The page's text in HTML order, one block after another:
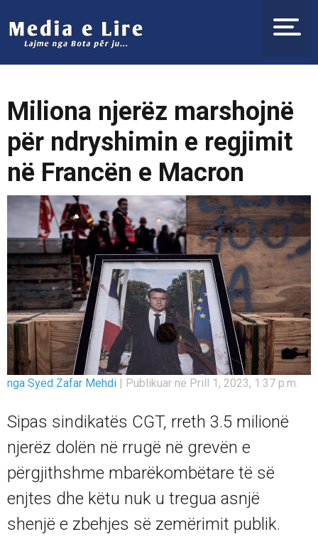
Miliona njerëz marshojnë
për ndryshimin e regjimit
në Francën e Macron
nga Syed Zafar Mehdi | Publikuar në Prill 1, 2023, 1:37 p.m.
Sipas sindikatës CGT, rreth 3.5 milionë
njerëz dolën në rrugë në grevën e
përgjithshme mbarëkombëtare të së
enjtes dhe këtu nuk u tregua asnjë
shenjë e zbehjes së zemërimit publik.